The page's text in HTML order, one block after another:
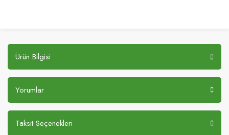
Ürün Bilgisi
Yorumlar
Taksit Seçenekleri